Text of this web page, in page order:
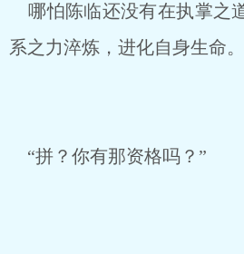
哪怕陈临还没有在执掌之
系之力淬炼，进化自身生命。
“拼？你有那资格吗？”